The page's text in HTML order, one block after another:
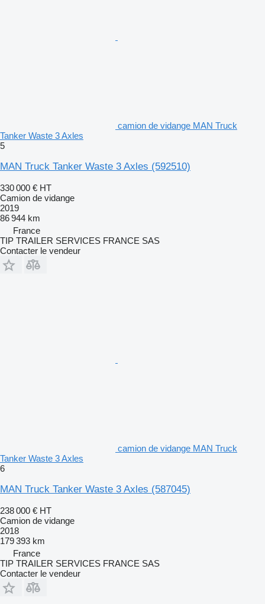
camion de vidange MAN Truck
Tanker Waste 3 Axles
5
MAN Truck Tanker Waste 3 Axles (592510)
330 000 € HT
Camion de vidange
2019
86 944 km
France
TIP TRAILER SERVICES FRANCE SAS
Contacter le vendeur
camion de vidange MAN Truck
Tanker Waste 3 Axles
6
MAN Truck Tanker Waste 3 Axles (587045)
238 000 € HT
Camion de vidange
2018
179 393 km
France
TIP TRAILER SERVICES FRANCE SAS
Contacter le vendeur